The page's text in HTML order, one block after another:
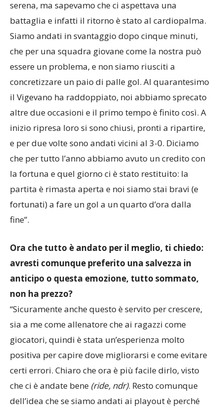
risultato giusto. La settimana successiva è stata più
serena, ma sapevamo che ci aspettava una
battaglia e infatti il ritorno è stato al cardiopalma.
Siamo andati in svantaggio dopo cinque minuti,
che per una squadra giovane come la nostra può
essere un problema, e non siamo riusciti a
concretizzare un paio di palle gol. Al quarantesimo
il Vigevano ha raddoppiato, noi abbiamo sprecato
altre due occasioni e il primo tempo è finito così. A
inizio ripresa loro si sono chiusi, pronti a ripartire,
e per due volte sono andati vicini al 3-0. Diciamo
che per tutto l’anno abbiamo avuto un credito con
la fortuna e quel giorno ci è stato restituito: la
partita è rimasta aperta e noi siamo stai bravi (e
fortunati) a fare un gol a un quarto d’ora dalla
Ora che tutto è andato per il meglio, ti chiedo:
avresti comunque preferito una salvezza in
anticipo o questa emozione, tutto sommato,
non ha prezzo?
“Sicuramente anche questo è servito per crescere,
sia a me come allenatore che ai ragazzi come
giocatori, quindi è stata un’esperienza molto
positiva per capire dove migliorarsi e come evitare
certi errori. Chiaro che ora è più facile dirlo, visto
che ci è andate bene(ride, ndr). Resto comunque